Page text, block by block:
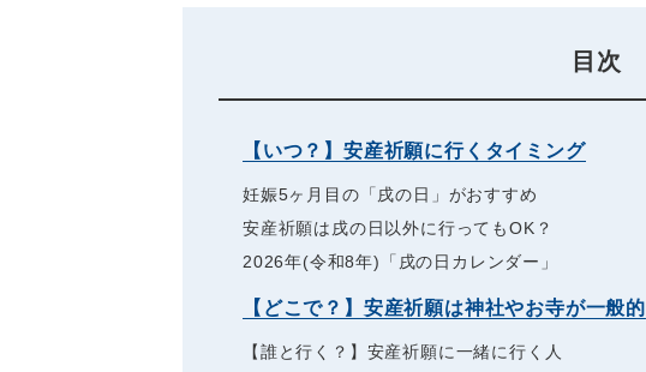
目次
【いつ？】安産祈願に行くタイミング
妊娠5ヶ月目の「戌の日」がおすすめ
安産祈願は戌の日以外に行ってもOK？
2026年(令和8年)「戌の日カレンダー」
【どこで？】安産祈願は神社やお寺が一般的
【誰と行く？】安産祈願に一緒に行く人